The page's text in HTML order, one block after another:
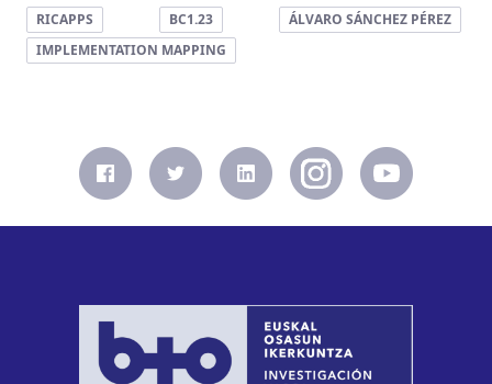
RICAPPS BC1.23
ÁLVARO SÁNCHEZ PÉREZ
IMPLEMENTATION MAPPING